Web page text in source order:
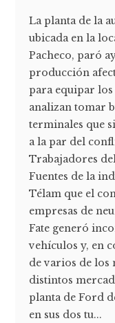
La planta de la
ubicada en la
Pacheco, paró
producción
para equipar
analizan tomar
terminales que
a la par del
Trabajadores
Fuentes de la
Télam que el
empresas de
Fate generó
vehículos y, en
de varios de los
distintos
planta de Ford
en sus dos tu...